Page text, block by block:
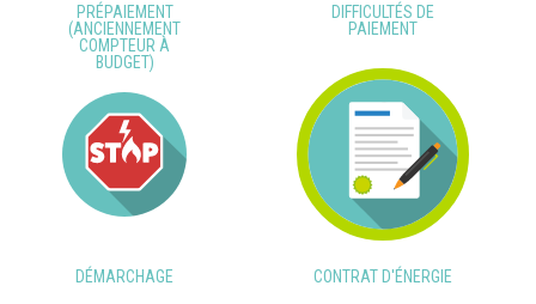
PRÉPAIEMENT
(ANCIENNEMENT
COMPTEUR À
BUDGET)
DIFFICULTÉS DE
PAIEMENT
DÉMARCHAGE CONTRAT D'ÉNERGIE